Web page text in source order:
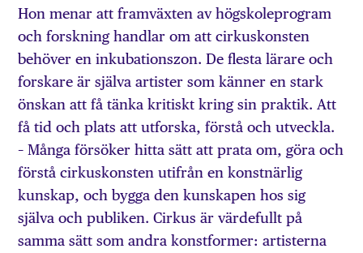
Hon menar att framväxten av högskoleprogram
och forskning handlar om att cirkuskonsten
behöver en inkubationszon. De flesta lärare och
forskare är själva artister som känner en stark
önskan att få tänka kritiskt kring sin praktik. Att
få tid och plats att utforska, förstå och utveckla.
– Många försöker hitta sätt att prata om, göra och
förstå cirkuskonsten utifrån en konstnärlig
kunskap, och bygga den kunskapen hos sig
själva och publiken. Cirkus är värdefullt på
samma sätt som andra konstformer: artisterna